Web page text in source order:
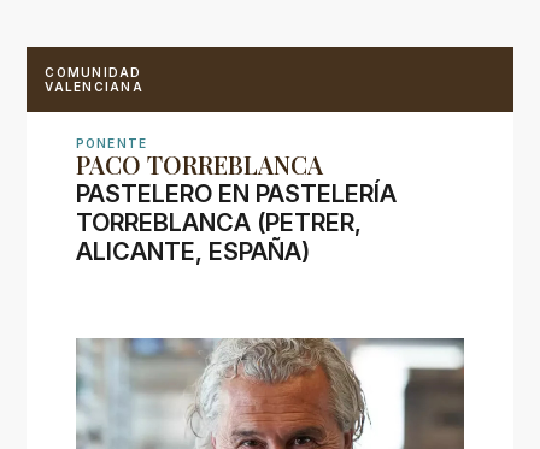
COMUNIDAD
VALENCIANA
PONENTE
PACO TORREBLANCA
PASTELERO EN PASTELERÍA
TORREBLANCA (PETRER,
ALICANTE, ESPAÑA)